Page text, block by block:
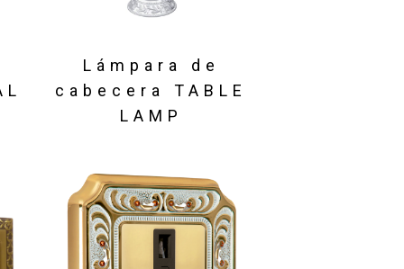
Lámpara de
cabecera TABLE
LAMP